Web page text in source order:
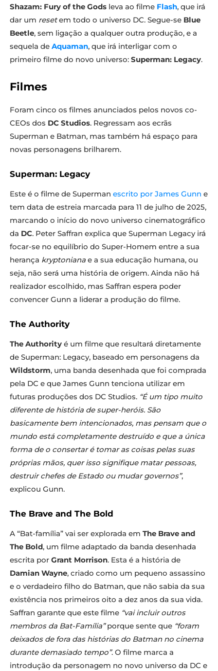
Shazam: Fury of the Gods leva ao filme Flash, que irá
dar um resetem todo o universo DC. Segue-se Blue
Beetle, sem ligação a qualquer outra produção, e a
sequela de Aquaman, que irá interligar com o
primeiro filme do novo universo: Superman: Legacy.
Filmes
Foram cinco os filmes anunciados pelos novos co-
CEOs dos DC Studios. Regressam aos ecrãs
Superman e Batman, mas também há espaço para
novas personagens brilharem.
Superman: Legacy
Este é o filme de Superman escrito por James Gunn e
tem data de estreia marcada para 11 de julho de 2025,
marcando o início do novo universo cinematográfico
da DC. Peter Saffran explica que Superman Legacy irá
focar-se no equilíbrio do Super-Homem entre a sua
herança kryptoniana e a sua educação humana, ou
seja, não será uma história de origem. Ainda não há
realizador escolhido, mas Saffran espera poder
convencer Gunn a liderar a produção do filme.
The Authority
The Authority é um filme que resultará diretamente
de Superman: Legacy, baseado em personagens da
Wildstorm, uma banda desenhada que foi comprada
pela DC e que James Gunn tenciona utilizar em
futuras produções dos DC Studios. “É um tipo muito
diferente de história de super-heróis. São
basicamente bem intencionados, mas pensam que o
mundo está completamente destruído e que a única
forma de o consertar é tomar as coisas pelas suas
próprias mãos, quer isso signifique matar pessoas,
destruir chefes de Estado ou mudar governos”,
explicou Gunn.
The Brave and The Bold
A “Bat-família” vai ser explorada em The Brave and
The Bold, um filme adaptado da banda desenhada
escrita por Grant Morrison. Esta é a história de
Damian Wayne, criado como um pequeno assassino
e o verdadeiro filho do Batman, que não sabia da sua
existência nos primeiros oito a dez anos da sua vida.
Saffran garante que este filme “vai incluir outros
membros da Bat-Família”porque sente que “foram
deixados de fora das histórias do Batman no cinema
durante demasiado tempo”. O filme marca a
introdução da personagem no novo universo da DC e